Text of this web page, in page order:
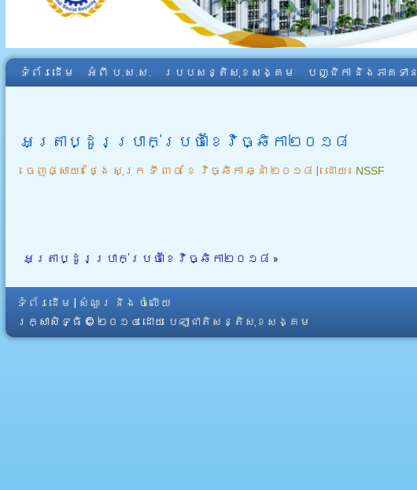
ទំព័រដើម អំពី​ ប.ស.ស. របបសន្តិសុខសង្គម បញ្ជិកា និងភាគទាន
អត្រាប្ដូរប្រាក់ប្រចាំខែវិច្ឆិកា២០១៨
ចេញផ្សាយ៖ ថ្ងៃ សុក្រ ទី ៣០ ខែ វិច្ឆិកា ឆ្នាំ ២០១៨ | ដោយ៖ NSSF
អត្រាប្ដូរប្រាក់ប្រចាំខែវិច្ឆិកា២០១៨ »
ទំព័រដើម
សំណួរ និង ចំលើយ
រក្សាសិទ្ធិ © ២០១៤ ដោយ​ បេឡាជាតិសន្តិសុខសង្គម